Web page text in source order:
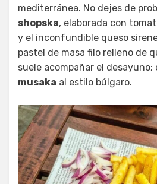
mediterránea. No dejes de
shopska, elaborada con
y el inconfundible queso
pastel de masa filo relleno de
suele acompañar el
musaka al estilo búlgaro.